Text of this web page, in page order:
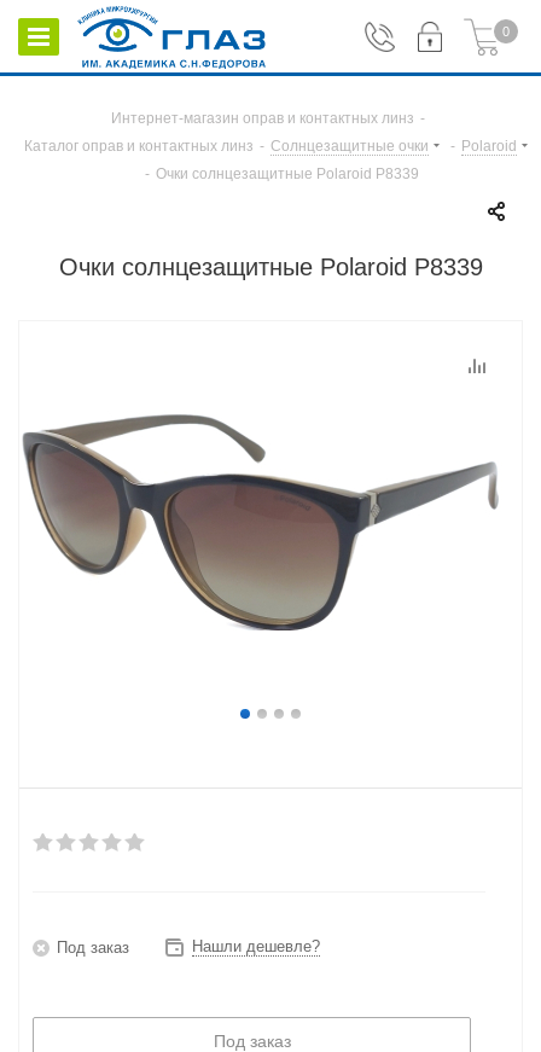
0
Интернет-магазин оправ и контактных линз -
Каталог оправ и контактных линз - Солнцезащитные очки - Polaroid
- Очки солнцезащитные Polaroid P8339
Очки солнцезащитные Polaroid P8339
Под заказ Нашли дешевле?
Под заказ